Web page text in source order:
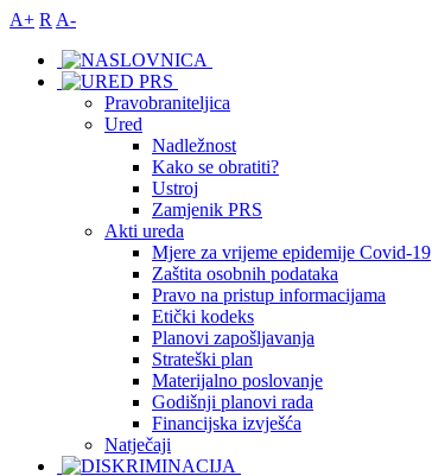
A+ R A-
Pravobraniteljica
Ured
Nadležnost
Kako se obratiti?
Ustroj
Zamjenik PRS
Akti ureda
Mjere za vrijeme epidemije Covid-19
Zaštita osobnih podataka
Pravo na pristup informacijama
Etički kodeks
Planovi zapošljavanja
Strateški plan
Materijalno poslovanje
Godišnji planovi rada
Financijska izvješća
Natječaji